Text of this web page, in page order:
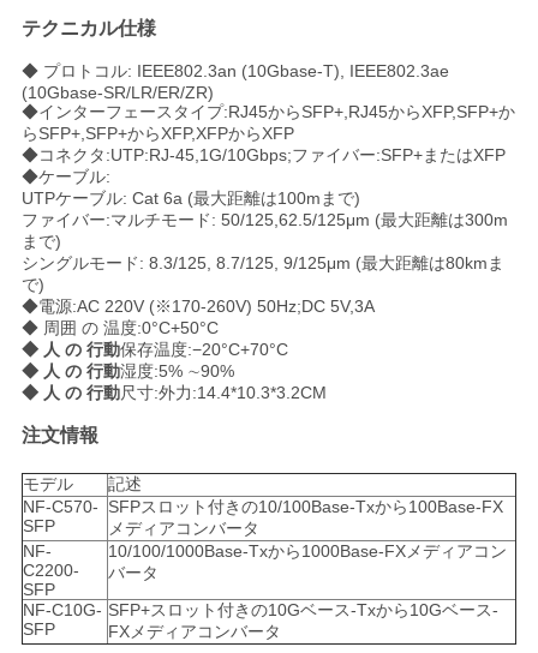
を
要
求
し
な
さ
い
地
図
プ
ラ
イ
テクニカル仕様
◆ プロトコル: IEEE802.3an (10Gbase-T), IEEE802.3ae
(10Gbase-SR/LR/ER/ZR)
◆インターフェースタイプ:RJ45からSFP+,RJ45からXFP,SFP+か
らSFP+,SFP+からXFP,XFPからXFP
◆コネクタ:UTP:RJ-45,1G/10Gbps;ファイバー:SFP+またはXFP
◆ケーブル:
UTPケーブル: Cat 6a (最大距離は100mまで)
ファイバー:マルチモード: 50/125,62.5/125μm (最大距離は300m
まで)
シングルモード: 8.3/125, 8.7/125, 9/125μm (最大距離は80kmま
で)
◆電源:AC 220V (※170-260V) 50Hz;DC 5V,3A
◆ 周囲 の 温度:0°C+50°C
◆ 人 の 行動保存温度:−20°C+70°C
◆ 人 の 行動湿度:5% ∼90%
◆ 人 の 行動尺寸:外力:14.4*10.3*3.2CM
注文情報
モデル
記述
NF-C570-
SFP
SFPスロット付きの10/100Base-Txから100Base-FX
メディアコンバータ
NF-
C2200-
SFP
10/100/1000Base-Txから1000Base-FXメディアコン
バータ
NF-C10G-
SFP
SFP+スロット付きの10Gベース-Txから10Gベース-
FXメディアコンバータ